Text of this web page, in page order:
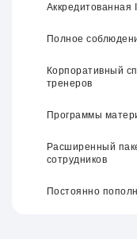
Аккредитованная
Полное
Корпоративный
тренеров
Программы
Расширенный
сотрудников
Постоянно